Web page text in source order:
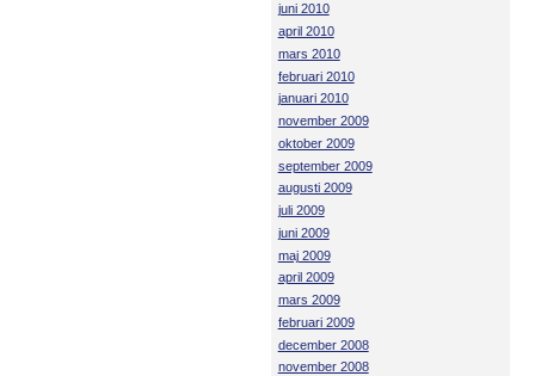
juni 2010
april 2010
mars 2010
februari 2010
januari 2010
november 2009
oktober 2009
september 2009
augusti 2009
juli 2009
juni 2009
maj 2009
april 2009
mars 2009
februari 2009
december 2008
november 2008